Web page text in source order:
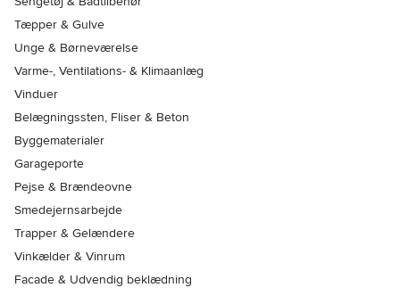
Tæpper & Gulve
Unge & Børneværelse
Varme-, Ventilations- & Klimaanlæg
Vinduer
Belægningssten, Fliser & Beton
Byggematerialer
Garageporte
Pejse & Brændeovne
Smedejernsarbejde
Trapper & Gelændere
Vinkælder & Vinrum
Facade & Udvendig beklædning